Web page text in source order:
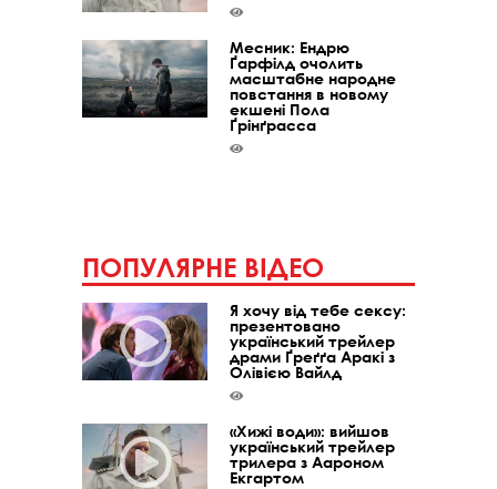
Месник: Ендрю
Ґарфілд очолить
масштабне народне
повстання в новому
екшені Пола
Ґрінґрасса
ПОПУЛЯРНЕ ВІДЕО
Я хочу від тебе сексу:
презентовано
український трейлер
драми Ґреґґа Аракі з
Олівією Вайлд
«Хижі води»: вийшов
український трейлер
трилера з Аароном
Екгартом